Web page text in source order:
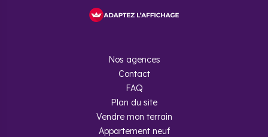
Nos agences
Contact
FAQ
Plan du site
Vendre mon terrain
Appartement neuf